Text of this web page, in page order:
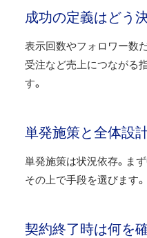
成功の定義はどう
表示回数やフォロワー数
受注など売上につながる
す。
単発施策と全体設
単発施策は状況依存。ま
その上で手段を選びます。
契約終了時は何を